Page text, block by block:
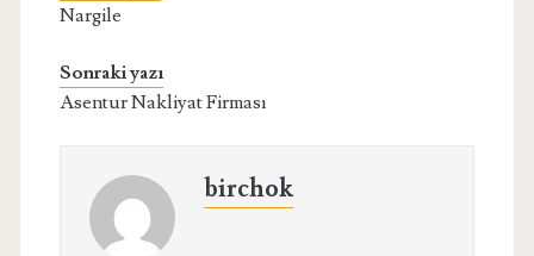
Nargile
Sonraki yazı
Asentur Nakliyat Firması
birchok